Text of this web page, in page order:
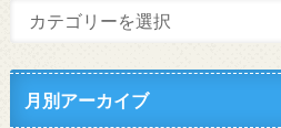
月別アーカイブ